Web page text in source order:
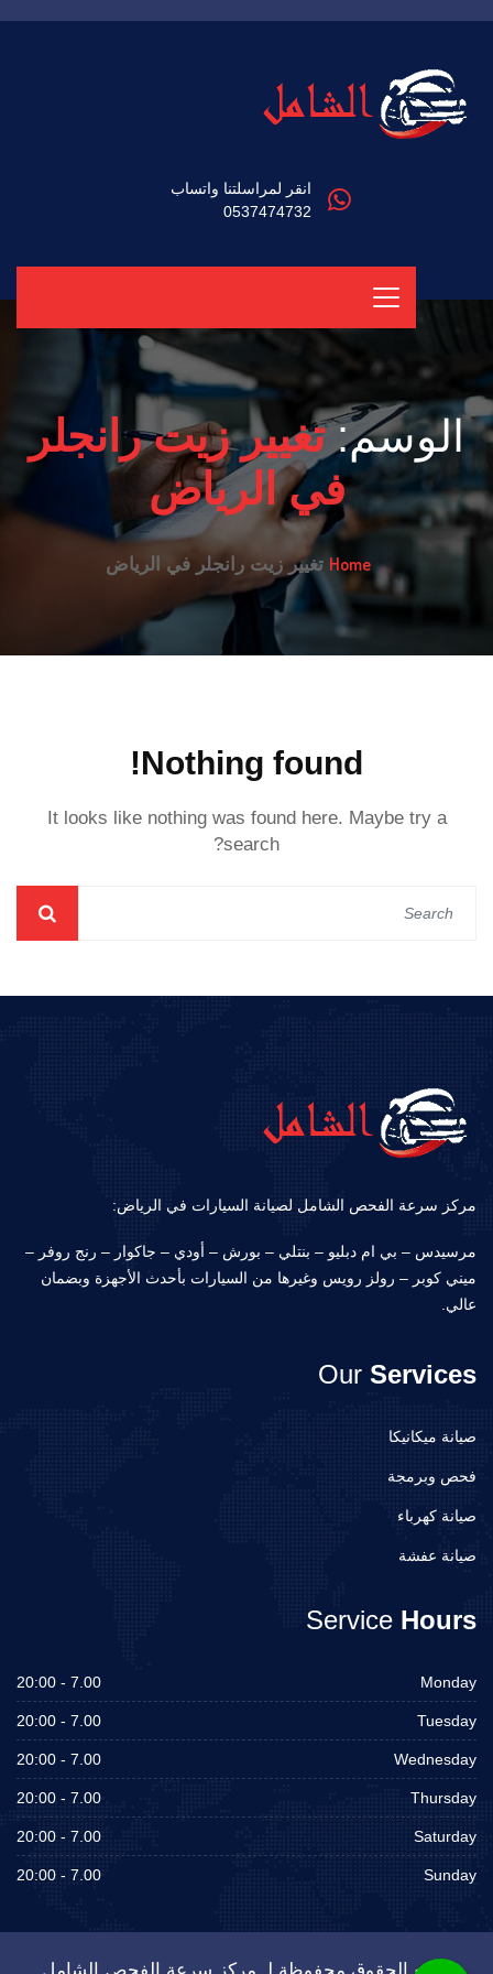
انقر لمراسلتنا واتساب
0537474732
الوسم:تغيير زيت رانجلر
في الرياض
Home تغيير زيت رانجلر في الرياض
Nothing found!
It looks like nothing was found here. Maybe try a
search?
مركز سرعة الفحص الشامل لصيانة السيارات في الرياض:
مرسيدس – بي ام دبليو – بنتلي – بورش – أودي – جاكوار – رنج روفر –
ميني كوبر – رولز رويس وغيرها من السيارات بأحدث الأجهزة وبضمان
عالي.
Our Services
صيانة ميكانيكا
فحص وبرمجة
صيانة كهرباء
صيانة عفشة
Service Hours
Monday
7.00 - 20:00
Tuesday
7.00 - 20:00
Wednesday
7.00 - 20:00
Thursday
7.00 - 20:00
Saturday
7.00 - 20:00
Sunday
7.00 - 20:00